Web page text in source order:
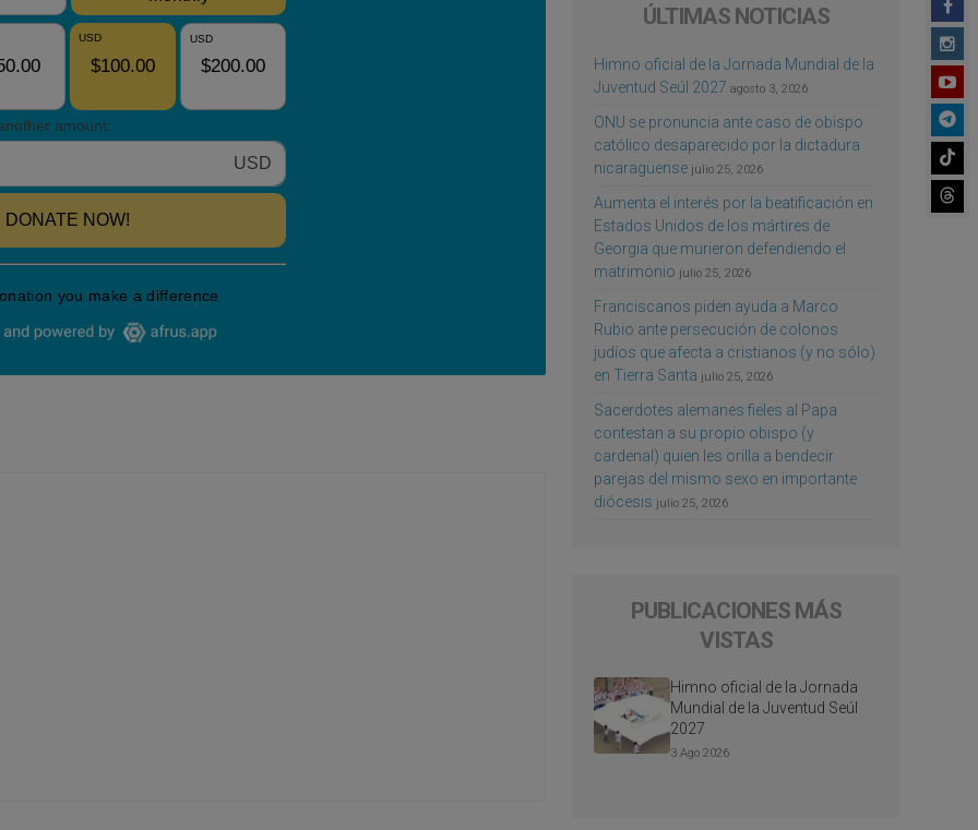
ÚLTIMAS NOTICIAS
Himno oficial de la Jornada Mundial de la
Juventud Seúl 2027 agosto 3, 2026
ONU se pronuncia ante caso de obispo
católico desaparecido por la dictadura
nicaragüense julio 25, 2026
Aumenta el interés por la beatificación en
Estados Unidos de los mártires de
Georgia que murieron defendiendo el
matrimonio julio 25, 2026
Franciscanos piden ayuda a Marco
Rubio ante persecución de colonos
judíos que afecta a cristianos (y no sólo)
en Tierra Santa julio 25, 2026
Sacerdotes alemanes fieles al Papa
contestan a su propio obispo (y
cardenal) quien les orilla a bendecir
parejas del mismo sexo en importante
diócesis julio 25, 2026
PUBLICACIONES MÁS
VISTAS
Himno oficial de la Jornada
Mundial de la Juventud Seúl
2027
3 Ago 2026